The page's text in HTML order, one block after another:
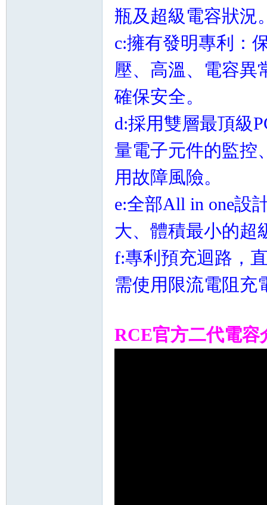
瓶及超級電容狀況
c:擁有發明專利：
壓、高溫、電容異
確保安全。
d:採用雙層最頂級
量電子元件的監控
用故障風險。
e:全部All in one設
大、體積最小的超
f:專利預充迴路，
需使用限流電阻充
RCE官方二代電容